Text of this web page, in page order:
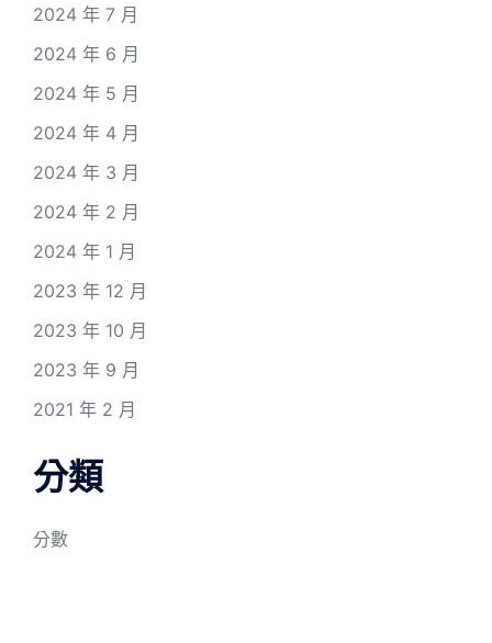
2024 年 7 月
2024 年 6 月
2024 年 5 月
2024 年 4 月
2024 年 3 月
2024 年 2 月
2024 年 1 月
2023 年 12 月
2023 年 10 月
2023 年 9 月
2021 年 2 月
分類
分數